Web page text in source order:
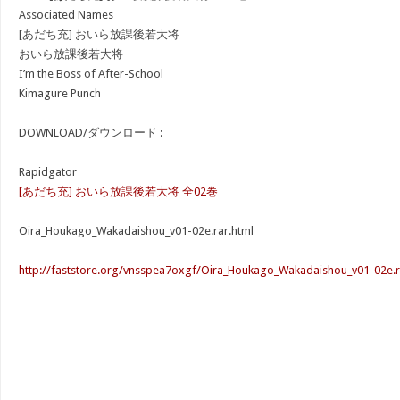
Associated Names
[あだち充] おいら放課後若大将
おいら放課後若大将
I’m the Boss of After-School
Kimagure Punch
DOWNLOAD/ダウンロード :
Rapidgator
[あだち充] おいら放課後若大将 全02巻
Oira_Houkago_Wakadaishou_v01-02e.rar.html
http://faststore.org/vnsspea7oxgf/Oira_Houkago_Wakadaishou_v01-